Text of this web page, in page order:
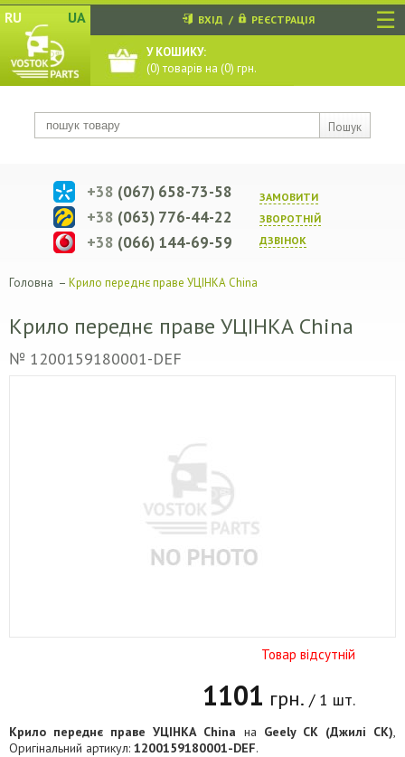
☰
RU UA
Пошук
ВХІД / РЕЄСТРАЦІЯ
У КОШИКУ:
(0) товарів на (0) грн.
ЗАМОВИТИ
ЗВОРОТНIЙ
ДЗВIНОК
+38 (067) 658-73-58
+38 (063) 776-44-22
+38 (066) 144-69-59
Головна – Крило переднє праве УЦІНКА China
Крило переднє праве УЦІНКА China
№ 1200159180001-DEF
Товар відсутній
1101 грн. / 1 шт.
Крило переднє праве УЦІНКА China на Geely CK (Джилі СК),
Оригінальний артикул: 1200159180001-DEF.